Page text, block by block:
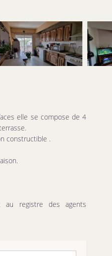
elle se compose de 4
constructible .
au registre des agents